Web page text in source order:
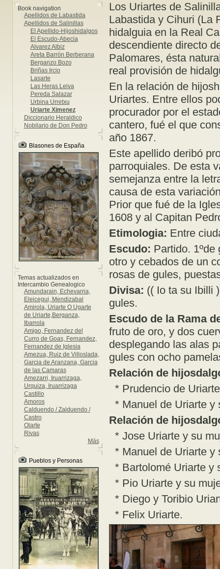
Book navigation
Apellidos de Labastida
Apellidos de Salinillas
El Apellido-Hijoshidalgos
El Escudo-Abecia
Alvarez Albiz
Areta Barrón Berberana
Berganzo Bozo
Briñas Ircio
Lasarte
Las Heras Leiva
Pereda Salazar
Urbina Urretxu
Uriarte Ximenez
Diccionario Heraldico
Nobilario de Don Pedro
Blasones de España
Temas actualizados en
Intercambio Genealogico
Amundarain, Echevarria,
Eleicegui, Mendizabal
Amirola, Uriarte O Ugarte
de Uriarte,Berganza,
Ibarrola
Amigo, Fernandez del
Curro de Goas, Fernandez,
Fernandez de Iglesia
Amezua, Ruiz de Villoslada,
Garcia de Aranzana, Garcia
de las Camaras
Amezarri, Iruarrizaga,
Urquiza, Iruarrizaga
Castillo
Amoros
Calduendo / Zalduendo /
Castro
Olarte
Rivas
Más
Pueblos y Personas
Los Uriartes de
Labastida y Cihuri (La
hidalguia en la Real
descendiente directo
Palomares, ésta
real provisión de
En la relación de
Uriartes. Entre ellos
procurador por el
cantero, fué el que
año 1867.
Este apellido deribó
parroquiales. De esta
semejanza entre la
causa de esta
Prior que fué de la
1608 y al Capitan
Etimologia: Entre
Escudo: Partido.
otro y cebados de un
rosas de gules,
Divisa: (( Io ta su Ibilli
gules.
Escudo de la Rama
fruto de oro, y dos
desplegando las alas
gules con ocho
Relación de
* Prudencio de
* Manuel de Uriarte y
Relación de
* Jose Uriarte y su
* Manuel de Uriarte y
* Bartolomé Uriarte y
* Pio Uriarte y su
* Diego y Toribio
* Felix Uriarte.